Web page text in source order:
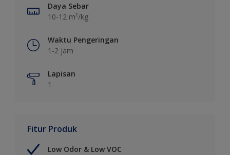
Daya Sebar
10-12 m²/kg
Waktu Pengeringan
1-2 jam
Lapisan
1
Fitur Produk
Low Odor & Low VOC